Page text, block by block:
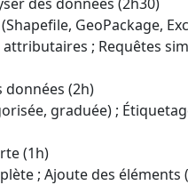
GeoPackage,
; Requêtes
données (2h)
graduée) ;
(1h)
; Ajoute des éléments